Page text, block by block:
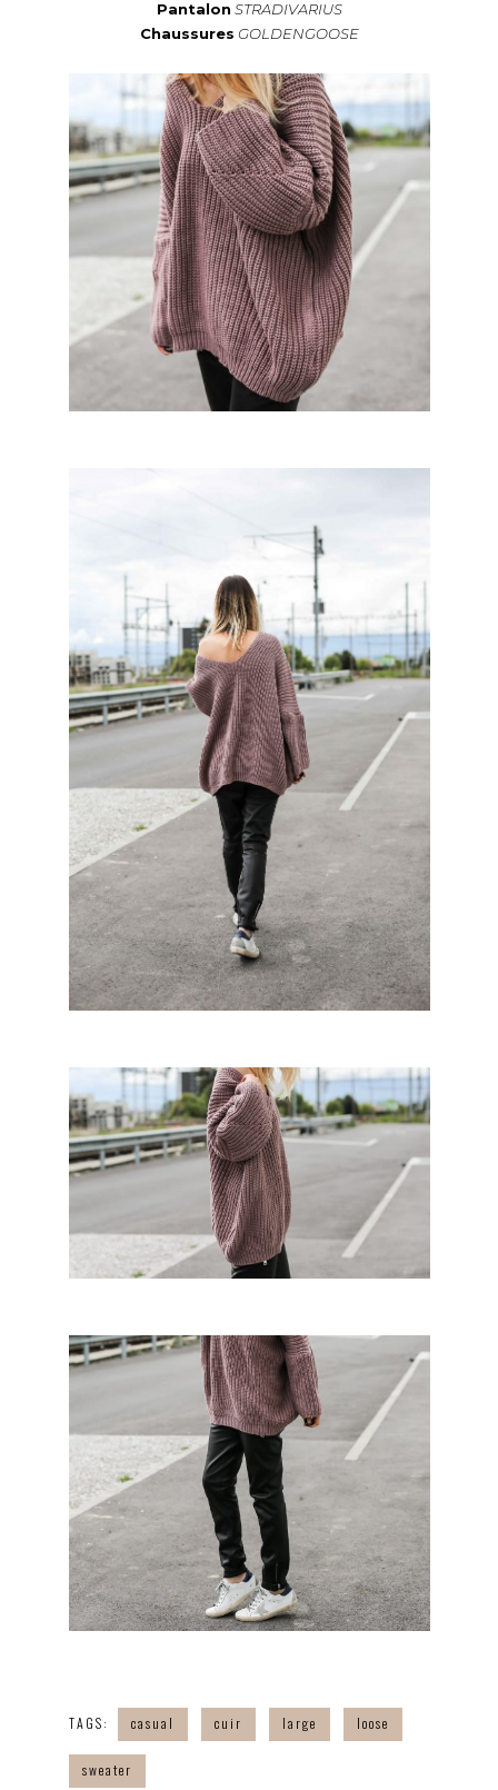
Pantalon STRADIVARIUS
Chaussures GOLDENGOOSE
TAGS: casual cuir large loose
sweater